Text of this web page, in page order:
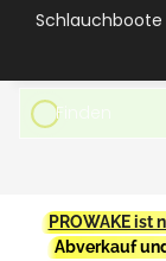
Schlauchboote
PROWAKE ist
Abverkauf